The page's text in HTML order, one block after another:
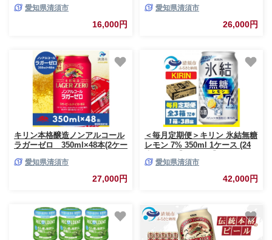
キリン 本格醸造 人気 美味しい
愛知県清須市
16,000円
シックラガービール クラシック
ラガー 酒 お酒 さけ アルコール
キリン 500ml 缶 缶ビール 飲料
愛知県清須市
26,000円
キリン本格醸造ノンアルコール
ラガーゼロ 350ml×48本(2ケー
キリン 本格醸造 人気 美味しい
愛知県清須市
27,000円
＜毎月定期便＞キリン 氷結無糖
レモン 7% 350ml 1ケース (24
愛知県清須市
42,000円